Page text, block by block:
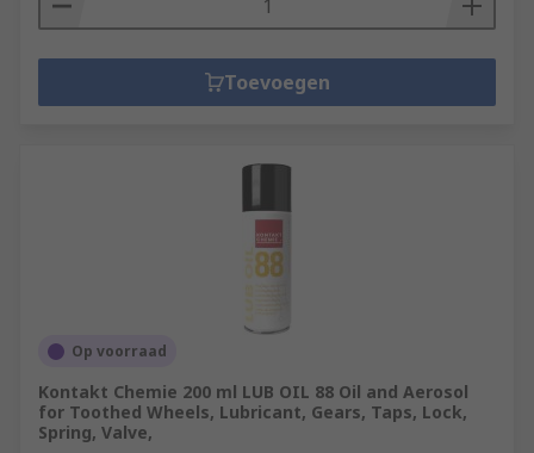
Toevoegen
Op voorraad
Kontakt Chemie 200 ml LUB OIL 88 Oil and Aerosol
for Toothed Wheels, Lubricant, Gears, Taps, Lock,
Spring, Valve,